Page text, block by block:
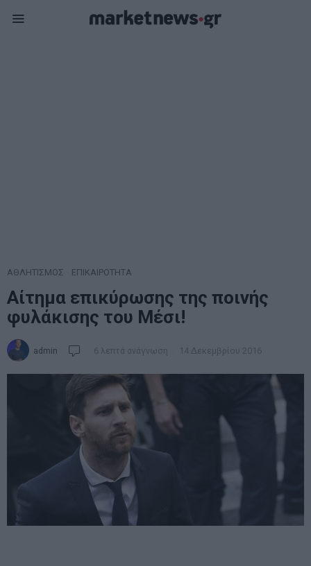
ΑΘΛΗΤΙΣΜΟΣ ΕΠΙΚΑΙΡΟΤΗΤΑ
Αίτημα επικύρωσης της ποινής
φυλάκισης του Μέσι!
admin 6 λεπτά ανάγνωση 14 Δεκεμβρίου 2016